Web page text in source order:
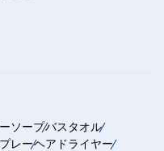
ソープバスタオル
レーヘアドライヤー